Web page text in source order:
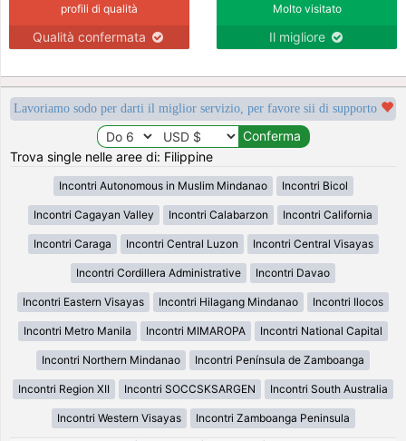
profili di qualità
Qualità confermata
Molto visitato
Il migliore
Lavoriamo sodo per darti il miglior servizio, per favore sii di supporto
Trova single nelle aree di: Filippine
Incontri Autonomous in Muslim Mindanao Incontri Bicol
Incontri Cagayan Valley Incontri Calabarzon Incontri California
Incontri Caraga Incontri Central Luzon Incontri Central Visayas
Incontri Cordillera Administrative Incontri Davao
Incontri Eastern Visayas Incontri Hilagang Mindanao Incontri Ilocos
Incontri Metro Manila Incontri MIMAROPA Incontri National Capital
Incontri Northern Mindanao Incontri Península de Zamboanga
Incontri Region XII Incontri SOCCSKSARGEN Incontri South Australia
Incontri Western Visayas Incontri Zamboanga Peninsula